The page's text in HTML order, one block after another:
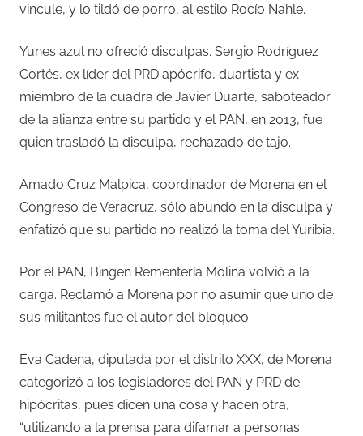
vincule, y lo tildó de porro, al estilo Rocío Nahle.
Yunes azul no ofreció disculpas. Sergio Rodríguez
Cortés, ex líder del PRD apócrifo, duartista y ex
miembro de la cuadra de Javier Duarte, saboteador
de la alianza entre su partido y el PAN, en 2013, fue
quien trasladó la disculpa, rechazado de tajo.
Amado Cruz Malpica, coordinador de Morena en el
Congreso de Veracruz, sólo abundó en la disculpa y
enfatizó que su partido no realizó la toma del Yuribia.
Por el PAN, Bingen Rementería Molina volvió a la
carga. Reclamó a Morena por no asumir que uno de
sus militantes fue el autor del bloqueo.
Eva Cadena, diputada por el distrito XXX, de Morena
categorizó a los legisladores del PAN y PRD de
hipócritas, pues dicen una cosa y hacen otra,
“utilizando a la prensa para difamar a personas